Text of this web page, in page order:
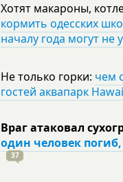
Хотят макароны,
кормить одесских
началу года могут не
Не только горки: чем
гостей аквапарк
Враг атаковал
один человек
37